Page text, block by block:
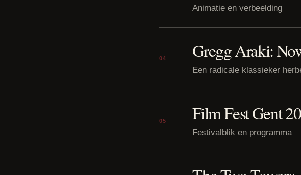
Animatie en verbeelding
04 Gregg Araki:
Een radicale klassieker
05 Film Fest Gent
Festivalblik en programma